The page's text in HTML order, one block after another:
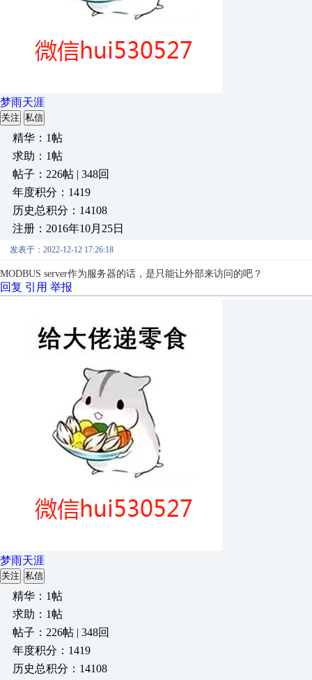
梦雨天涯
关注 私信
精华：1帖
求助：1帖
帖子：226帖 | 348回
年度积分：1419
历史总积分：14108
注册：2016年10月25日
发表于：2022-12-12 17:26:18
MODBUS server作为服务器的话，是只能让外部来访问的吧？
回复 引用 举报
梦雨天涯
关注 私信
精华：1帖
求助：1帖
帖子：226帖 | 348回
年度积分：1419
历史总积分：14108